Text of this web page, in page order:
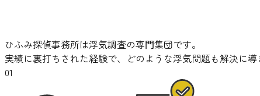
ひふみ探偵事務所は浮気調査の専⾨集団です。
実績に裏打ちされた経験で、どのような浮気問題も解決に導
01